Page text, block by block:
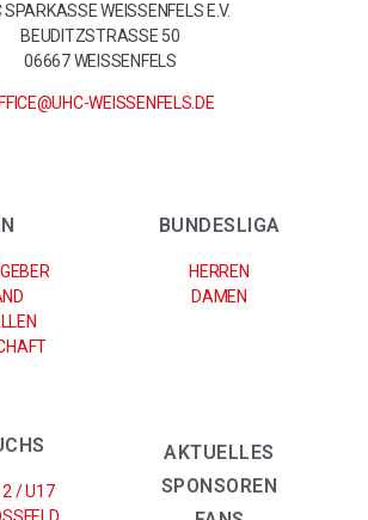
SPARKASSE WEISSENFELS E.V.
BEUDITZSTRASSE 50
06667 WEISSENFELS
WEISSENFELS.DE
BUNDESLIGA
HERREN
DAMEN
2 / U17
AKTUELLES
SPONSOREN